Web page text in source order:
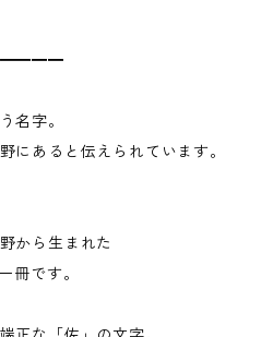
名字。
にあると伝えられています。
から生まれた
冊です。